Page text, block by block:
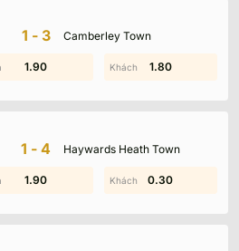
1-3 Camberley Town
1.20 0.80
1.90 1.80
1-4 Haywards Heath Town
0.50 1.00
1.90 0.30